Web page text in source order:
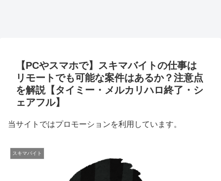
【PCやスマホで】スキマバイトの仕事は
リモートでも可能な案件はあるか？注意点
を解説【タイミー・メルカリハロ終了・シ
ェアフル】
当サイトではプロモーションを利用しています。
スキマバイト